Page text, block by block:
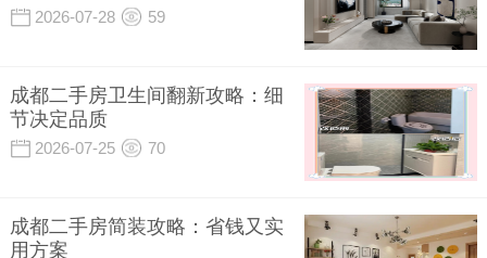
2026-07-28 59
成都二手房卫生间翻新攻略：细
节决定品质
2026-07-25 70
成都二手房简装攻略：省钱又实
用方案